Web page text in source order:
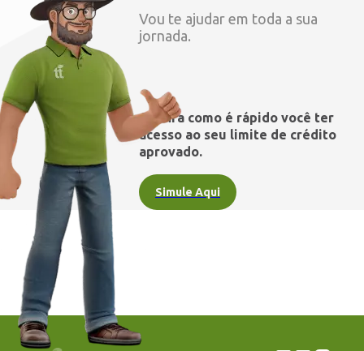
Vou te ajudar em toda a sua
jornada.
Confira como é rápido você ter
acesso ao seu limite de crédito
aprovado.
Simule Aqui